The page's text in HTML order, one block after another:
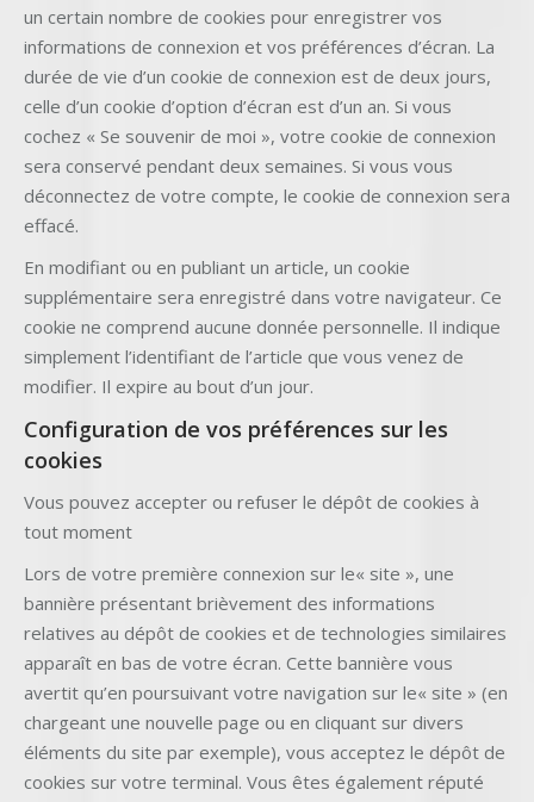
un certain nombre de cookies pour enregistrer vos
informations de connexion et vos préférences d’écran. La
durée de vie d’un cookie de connexion est de deux jours,
celle d’un cookie d’option d’écran est d’un an. Si vous
cochez « Se souvenir de moi », votre cookie de connexion
sera conservé pendant deux semaines. Si vous vous
déconnectez de votre compte, le cookie de connexion sera
effacé.
En modifiant ou en publiant un article, un cookie
supplémentaire sera enregistré dans votre navigateur. Ce
cookie ne comprend aucune donnée personnelle. Il indique
simplement l’identifiant de l’article que vous venez de
modifier. Il expire au bout d’un jour.
Configuration de vos préférences sur les
cookies
Vous pouvez accepter ou refuser le dépôt de cookies à
tout moment
Lors de votre première connexion sur le« site », une
bannière présentant brièvement des informations
relatives au dépôt de cookies et de technologies similaires
apparaît en bas de votre écran. Cette bannière vous
avertit qu’en poursuivant votre navigation sur le« site » (en
chargeant une nouvelle page ou en cliquant sur divers
éléments du site par exemple), vous acceptez le dépôt de
cookies sur votre terminal. Vous êtes également réputé